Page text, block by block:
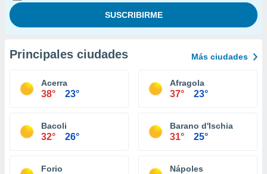
Principales ciudades Más ciudades
Acerra
38° 23°
Afragola
37° 23°
Bacoli
32° 26°
Barano d'Ischia
31° 25°
Forio Nápoles